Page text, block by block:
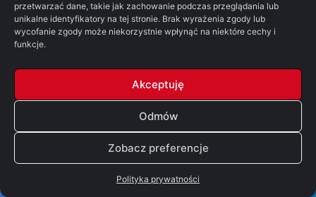
przetwarzać dane, takie jak zachowanie podczas przeglądania lub
unikalne identyfikatory na tej stronie. Brak wyrażenia zgody lub
wycofanie zgody może niekorzystnie wpłynąć na niektóre cechy i
funkcje.
Akceptuję
Odmów
Zobacz preferencje
Polityka prywatności
Subnautica 2 – sądowa batalia
Dawida z Goliatem
12/07/2026
Path of Exile 2. Czy nada się dla
casuali?
06/07/2026